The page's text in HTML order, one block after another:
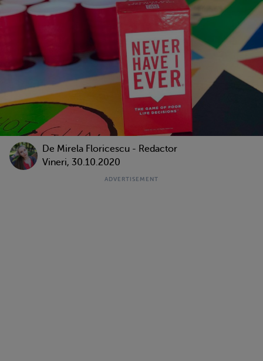
De Mirela Floricescu - Redactor
Vineri, 30.10.2020